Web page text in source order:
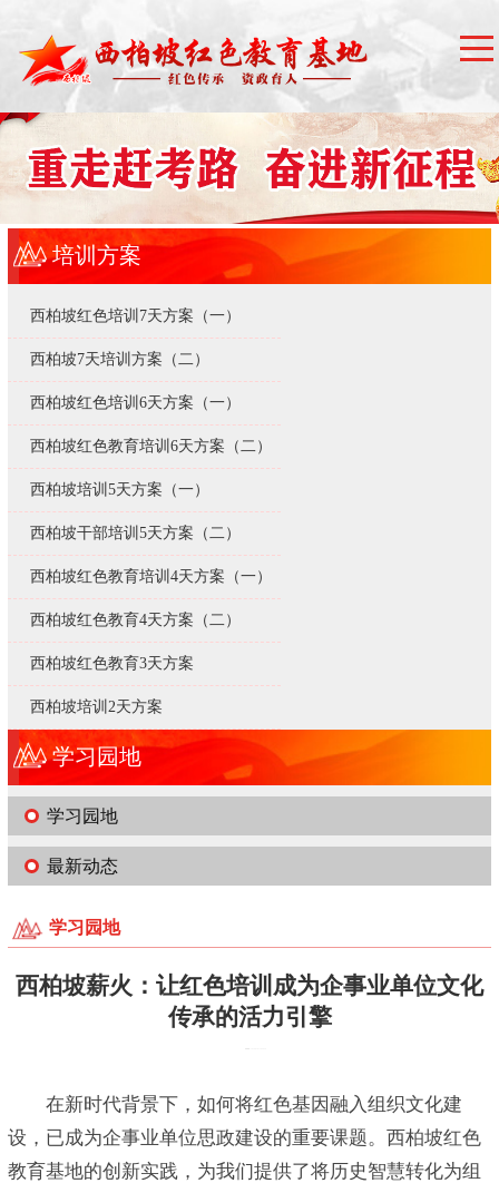
培训方案
西柏坡红色培训7天方案（一）
西柏坡7天培训方案（二）
西柏坡红色培训6天方案（一）
西柏坡红色教育培训6天方案（二）
西柏坡培训5天方案（一）
西柏坡干部培训5天方案（二）
西柏坡红色教育培训4天方案（一）
西柏坡红色教育4天方案（二）
西柏坡红色教育3天方案
西柏坡培训2天方案
学习园地
学习园地
最新动态
学习园地
西柏坡薪火：让红色培训成为企事业单位文化
传承的活力引擎
在新时代背景下，如何将红色基因融入组织文化建
设，已成为企事业单位思政建设的重要课题。西柏坡红色
教育基地的创新实践，为我们提供了将历史智慧转化为组